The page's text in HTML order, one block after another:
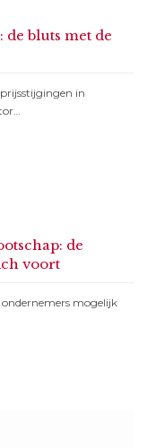
bluts met de
in
de
voort
ondernemers mogelijk